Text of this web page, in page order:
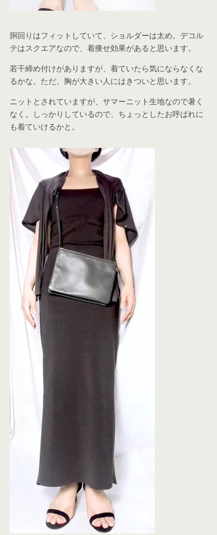
胴回りはフィットしていて、ショルダーは太め。デコル
テはスクエアなので、着痩せ効果があると思います。
若干締め付けがありますが、着ていたら気にならなくな
るかな。ただ、胸が大きい人にはきついと思います。
ニットとされていますが、サマーニット生地なので暑く
なく。しっかりしているので、ちょっとしたお呼ばれに
も着ていけるかと。